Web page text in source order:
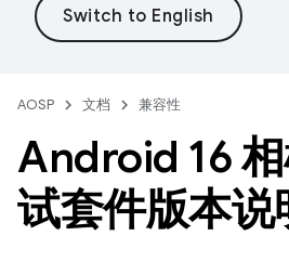
AOSP 文档 兼容性
Android 16
试套件版本说